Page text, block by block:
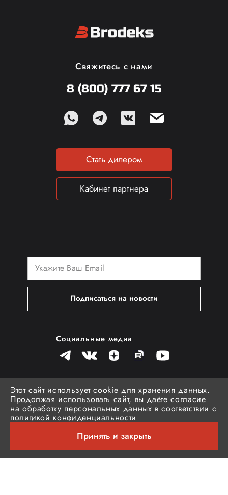
Свяжитесь с нами
8 (800) 777 67 15
Стать дилером
Кабинет партнера
Подписаться на новости
Социальные медиа
© Российская спецодежда «Brodeks»
Политика обработки персональных данных
Согласие на обработку персональных
Этот сайт использует cookie для хранения данных.
Продолжая использовать сайт, вы даёте согласие
на обработку персональных данных в соответствии с
политикой конфиденциальности
Принять и закрыть